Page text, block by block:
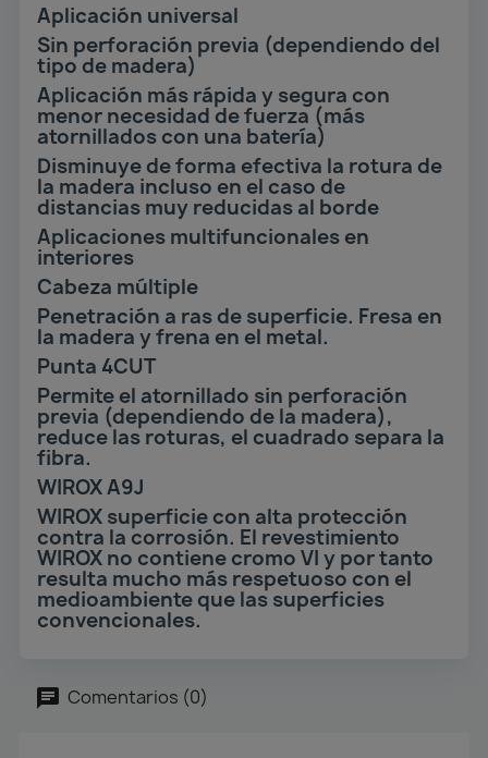
Aplicación universal
Sin perforación previa (dependiendo del
tipo de madera)
Aplicación más rápida y segura con
menor necesidad de fuerza (más
atornillados con una batería)
Disminuye de forma efectiva la rotura de
la madera incluso en el caso de
distancias muy reducidas al borde
Aplicaciones multifuncionales en
interiores
Cabeza múltiple
Penetración a ras de superficie. Fresa en
la madera y frena en el metal.
Punta 4CUT
Permite el atornillado sin perforación
previa (dependiendo de la madera),
reduce las roturas, el cuadrado separa la
fibra.
WIROX A9J
WIROX superficie con alta protección
contra la corrosión. El revestimiento
WIROX no contiene cromo VI y por tanto
resulta mucho más respetuoso con el
medioambiente que las superficies
convencionales.
Comentarios (0)